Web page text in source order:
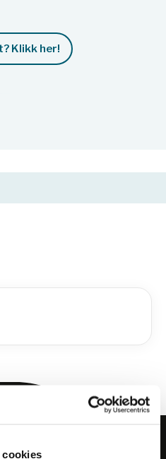
cookies
Klikk her!